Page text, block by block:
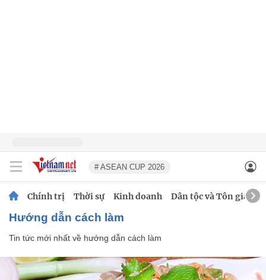
# ASEAN CUP 2026
Chính trị Thời sự Kinh doanh Dân tộc và Tôn giáo
hướng dẫn cách làm
Tin tức mới nhất về hướng dẫn cách làm